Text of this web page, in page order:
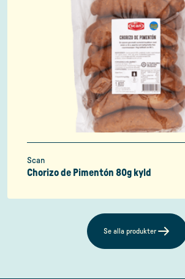
Scan
Chorizo de Pimentón 80g kyld
Se alla produkter